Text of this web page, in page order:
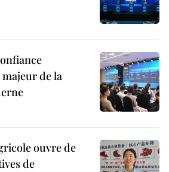
de la
ouvre de
de